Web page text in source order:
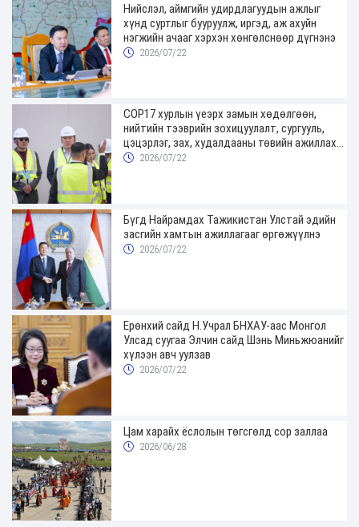
Нийслэл, аймгийн удирдлагуудын ажлыг
хүнд суртлыг бууруулж, иргэд, аж ахуйн
нэгжийн ачааг хэрхэн хөнгөлснөөр дүгнэнэ
2026/07/22
COP17 хурлын үеэрх замын хөдөлгөөн,
нийтийн тээврийн зохицуулалт, сургууль,
цэцэрлэг, зах, худалдааны төвийн ажиллах
хуваарийг гаргаж, иргэдэд мэдээлэхийг
2026/07/22
Бүгд Найрамдах Тажикистан Улстай эдийн
засгийн хамтын ажиллагааг өргөжүүлнэ
2026/07/22
Ерөнхий сайд Н.Учрал БНХАУ-аас Монгол
Улсад суугаа Элчин сайд Шэнь Миньжюанийг
хүлээн авч уулзав
2026/07/22
Цам харайх ёслолын төгсгөлд сор заллаа
2026/06/28